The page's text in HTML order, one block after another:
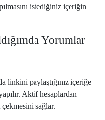
istediğiniz içeriğin
Yorumlar
linkini paylaştığınız içeriğe
Aktif hesaplardan
sağlar.